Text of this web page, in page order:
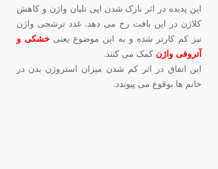
این پدیده در اثر نازک شدن اپی تلیان واژن و کاهش
کلاژن در این بافت رخ می دهد. غدد ترشحی واژن
نیز کم کارتر شده و به این موضوع یعنیخشکی و
آتروفی واژن کمک می کنند.
این اتفاق در اثر کم شدن میزان استروژن بدن در
خانم ها بوقوع می پیوندد.